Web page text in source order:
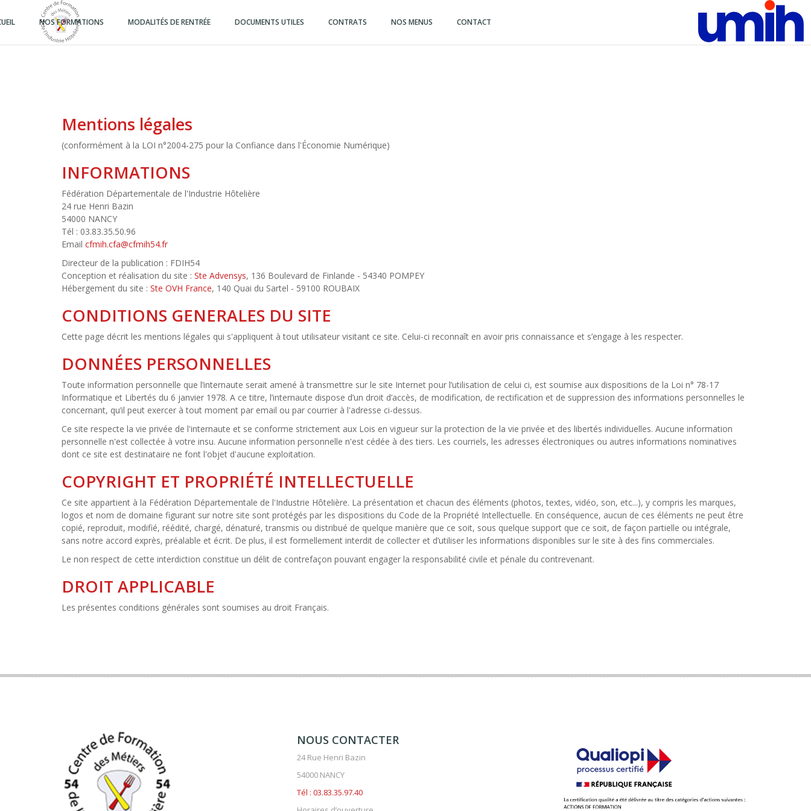
au
principal
NOS FORMATIONS MODALITÉS DE RENTRÉE DOCUMENTS UTILES CONTRATS NOS MENUS CONTACT
Mentions légales
(conformément à la LOI n°2004-275 pour la Confiance dans l'Économie Numérique)
INFORMATIONS
Fédération Départementale de l'Industrie Hôtelière
24 rue Henri Bazin
54000 NANCY
Tél : 03.83.35.50.96
Email cfmih.cfa@cfmih54.fr
Directeur de la publication : FDIH54
Conception et réalisation du site : Ste Advensys, 136 Boulevard de Finlande - 54340 POMPEY
Hébergement du site : Ste OVH France, 140 Quai du Sartel - 59100 ROUBAIX
CONDITIONS GENERALES DU SITE
Cette page décrit les mentions légales qui s'appliquent à tout utilisateur visitant ce site. Celui-ci reconnaît en avoir pris connaissance et s’engage à les respecter.
DONNÉES PERSONNELLES
Toute information personnelle que l’internaute serait amené à transmettre sur le site Internet pour l’utilisation de celui ci, est soumise aux dispositions de la Loi n° 78-17
Informatique et Libertés du 6 janvier 1978. A ce titre, l’internaute dispose d’un droit d’accès, de modification, de rectification et de suppression des informations personnelles le
concernant, qu’il peut exercer à tout moment par email ou par courrier à l'adresse ci-dessus.
Ce site respecte la vie privée de l'internaute et se conforme strictement aux Lois en vigueur sur la protection de la vie privée et des libertés individuelles. Aucune information
personnelle n'est collectée à votre insu. Aucune information personnelle n'est cédée à des tiers. Les courriels, les adresses électroniques ou autres informations nominatives
dont ce site est destinataire ne font l'objet d'aucune exploitation.
COPYRIGHT ET PROPRIÉTÉ INTELLECTUELLE
Ce site appartient à la Fédération Départementale de l'Industrie Hôtelière. La présentation et chacun des éléments (photos, textes, vidéo, son, etc...), y compris les marques,
logos et nom de domaine figurant sur notre site sont protégés par les dispositions du Code de la Propriété Intellectuelle. En conséquence, aucun de ces éléments ne peut être
copié, reproduit, modifié, réédité, chargé, dénaturé, transmis ou distribué de quelque manière que ce soit, sous quelque support que ce soit, de façon partielle ou intégrale,
sans notre accord exprès, préalable et écrit. De plus, il est formellement interdit de collecter et d’utiliser les informations disponibles sur le site à des fins commerciales.
Le non respect de cette interdiction constitue un délit de contrefaçon pouvant engager la responsabilité civile et pénale du contrevenant.
DROIT APPLICABLE
Les présentes conditions générales sont soumises au droit Français.
NOUS CONTACTER
24 Rue Henri Bazin
54000 NANCY
Tél : 03.83.35.97.40